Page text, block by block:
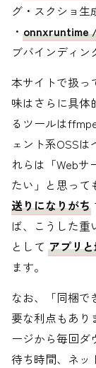
グ・スクショ生
・ onnxruntime
ブバインディン
本サイトで扱っ
味はさらに具体
るツールは
ェント系OSS
れらは「Webサ
たい」と思って
送りになりがち
ば、こうした重
として アプリ
ます。
なお、「同梱で
要な利点もあり
ージから毎回ダ
待ち時間、ネッ